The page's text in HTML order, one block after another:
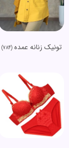
تونیک زنانه عمده(784)